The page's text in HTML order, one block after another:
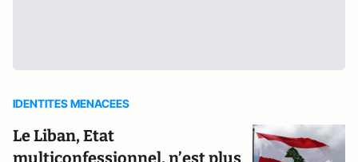
IDENTITES MENACEES
Le Liban, Etat
multiconfessionnel, n’est plus